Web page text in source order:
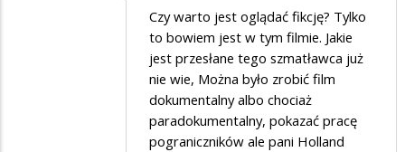
Czy warto jest oglądać fikcję? Tylko
to bowiem jest w tym filmie. Jakie
jest przesłane tego szmatławca już
nie wie, Można było zrobić film
dokumentalny albo chociaż
paradokumentalny, pokazać pracę
pograniczników ale pani Holland